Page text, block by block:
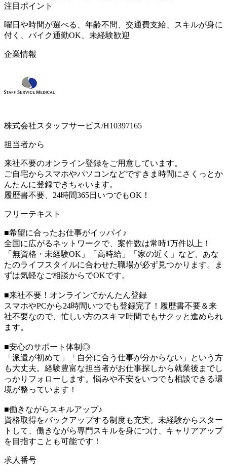
注目ポイント
曜日や時間が選べる、年齢不問、交通費支給、スキルが身に
付く、バイク通勤OK、未経験歓迎
企業情報
株式会社スタッフサービス/H10397165
担当者から
来社不要のオンライン登録をご用意しています。
ご自宅からスマホやパソコンなどですきま時間にさくっとか
んたんに登録できちゃいます。
履歴書不要、24時間365日いつでもOK！
フリーテキスト
■希望に合ったお仕事がイッパイ♪
全国に広がるネットワークで、案件数は常時1万件以上！
「無資格・未経験OK」「高時給」「家の近く」など、あな
たのライフスタイルに合わせた職場が必ず見つかります。ま
ずは気軽なご相談からでOKです。
■来社不要！オンラインでかんたん登録
スマホやPCから24時間いつでも登録完了！履歴書不要＆来
社不要なので、忙しい方のスキマ時間でもサクッと進められ
ます。
■安心のサポート体制◎
「派遣が初めて」「自分に合う仕事が分からない」という方
も大丈夫。経験豊富な担当者がお仕事探しから就業後までし
っかりフォローします。悩みや不安をいつでも相談できる環
境が整っています！
■働きながらスキルアップ♪
資格取得をバックアップする制度も充実。未経験からスター
トして、働きながら専門スキルを身につけ、キャリアアップ
を目指すことも可能です！
求人番号